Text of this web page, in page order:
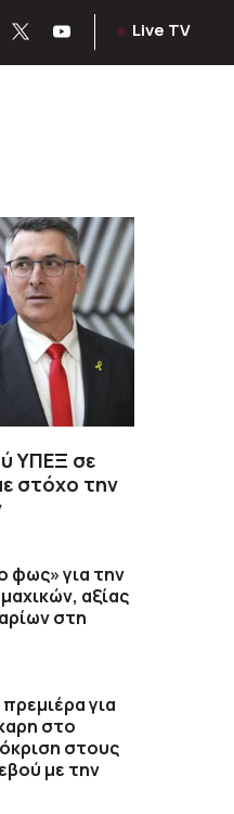
Live TV
ΥΠΕΞ σε
στόχο την
φως» για την
αξίας
στη
για
στο
στους
με την